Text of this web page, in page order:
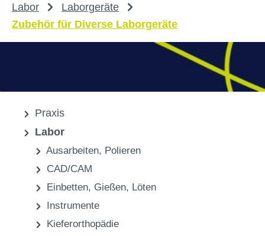
Labor
Laborgeräte
Zubehör für Diverse Laborgeräte
Praxis
Labor
Ausarbeiten, Polieren
CAD/CAM
Einbetten, Gießen, Löten
Instrumente
Kieferorthopädie